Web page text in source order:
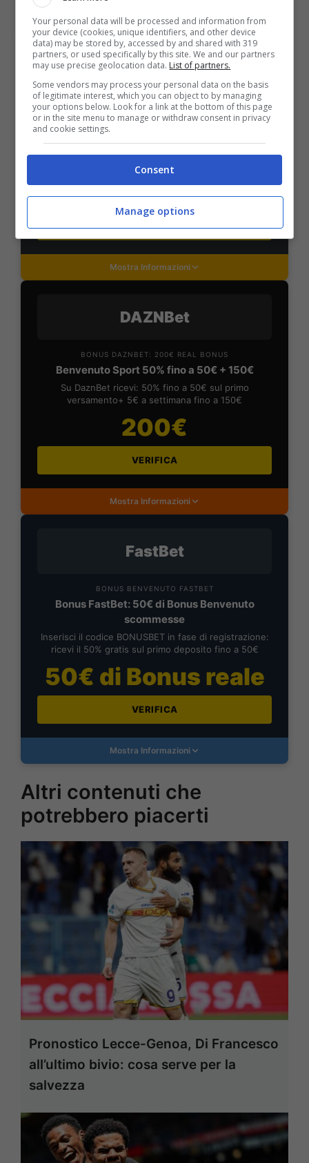
Mostra Informazioni
PlanetWin365
BONUS PLANETWIN365: FINO A 2050€
Planetwin365: 2050€ per sport e scommesse
Iscrivendoti a PlanetWin365 ricevi: 100% fino a 2000€
in Bonus Scommesse + 100% fino a 50€ in Bonus
Sport
2050€
VERIFICA
Mostra Informazioni
DAZNBet
BONUS DAZNBET: 200€ REAL BONUS
Benvenuto Sport 50% fino a 50€ + 150€
Su DaznBet ricevi: 50% fino a 50€ sul primo
versamento+ 5€ a settimana fino a 150€
200€
VERIFICA
Mostra Informazioni
FastBet
BONUS BENVENUTO FASTBET
Bonus FastBet: 50€ di Bonus Benvenuto
scommesse
Inserisci il codice BONUSBET in fase di registrazione:
ricevi il 50% gratis sul primo deposito fino a 50€
50€ di Bonus reale
VERIFICA
Mostra Informazioni
Altri contenuti che
potrebbero piacerti
Pronostico Lecce-Genoa, Di Francesco
all’ultimo bivio: cosa serve per la
salvezza
Your personal data will be processed and information from
your device (cookies, unique identifiers, and other device
data) may be stored by, accessed by and shared with 319
partners, or used specifically by this site. We and our partners
may use precise geolocation data. List of partners.
Some vendors may process your personal data on the basis
of legitimate interest, which you can object to by managing
your options below. Look for a link at the bottom of this page
or in the site menu to manage or withdraw consent in privacy
and cookie settings.
Consent
Manage options